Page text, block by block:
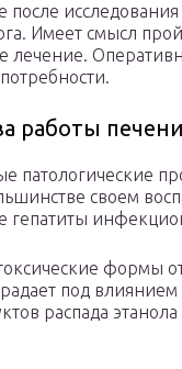
после
Имеет смысл
лечение.
работы печени
патологические
своем
гепатиты
формы
под
распада